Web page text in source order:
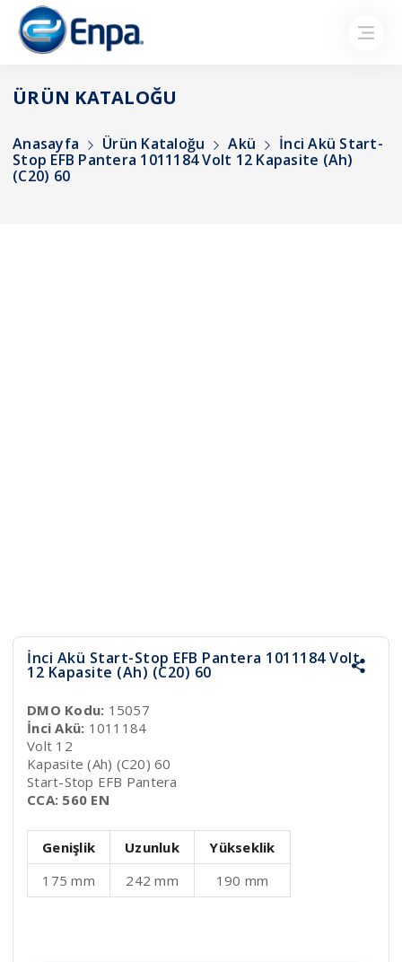
ÜRÜN KATALOĞU
Anasayfa Ürün Kataloğu Akü
İnci Akü Start-
Stop EFB Pantera 1011184 Volt 12 Kapasite (Ah)
(C20) 60
İnci Akü Start-Stop EFB Pantera 1011184 Volt
12 Kapasite (Ah) (C20) 60
DMO Kodu: 15057
İnci Akü: 1011184
Volt 12
Kapasite (Ah) (C20) 60
Start-Stop EFB Pantera
CCA: 560 EN
Genişlik Uzunluk
Yükseklik
175 mm
242 mm 190 mm